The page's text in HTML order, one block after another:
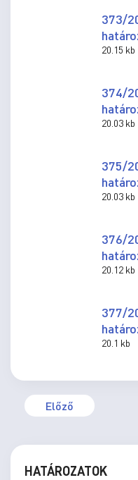
373/
20.15 kb
374/
20.03 kb
375/
20.03 kb
376/
20.12 kb
377/
20.1 kb
Előző
HATÁROZATOK